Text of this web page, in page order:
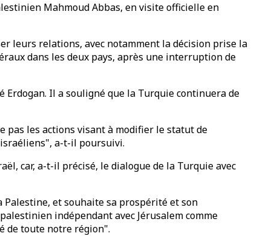
Mahmoud Abbas, en visite officielle en
leurs relations, avec notamment la décision prise la
dans les deux pays, après une interruption de
Il a souligné que la Turquie continuera de
pas les actions visant à modifier le statut de
israéliens", a-t-il poursuivi.
car, a-t-il précisé, le dialogue de la Turquie avec
et souhaite sa prospérité et son
indépendant avec Jérusalem comme
de toute notre région".